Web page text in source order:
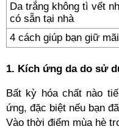
Da trắng không tì vết
có sẵn tại nhà
4 cách giúp bạn giữ
1. Kích ứng da do sử
Bất kỳ hóa chất nào
ứng, đặc biệt nếu bạn
Vào thời điểm mùa hè